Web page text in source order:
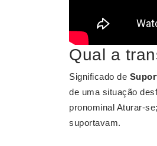
Qual a
Significado de
de uma situação
pronominal Aturar-
suportavam.